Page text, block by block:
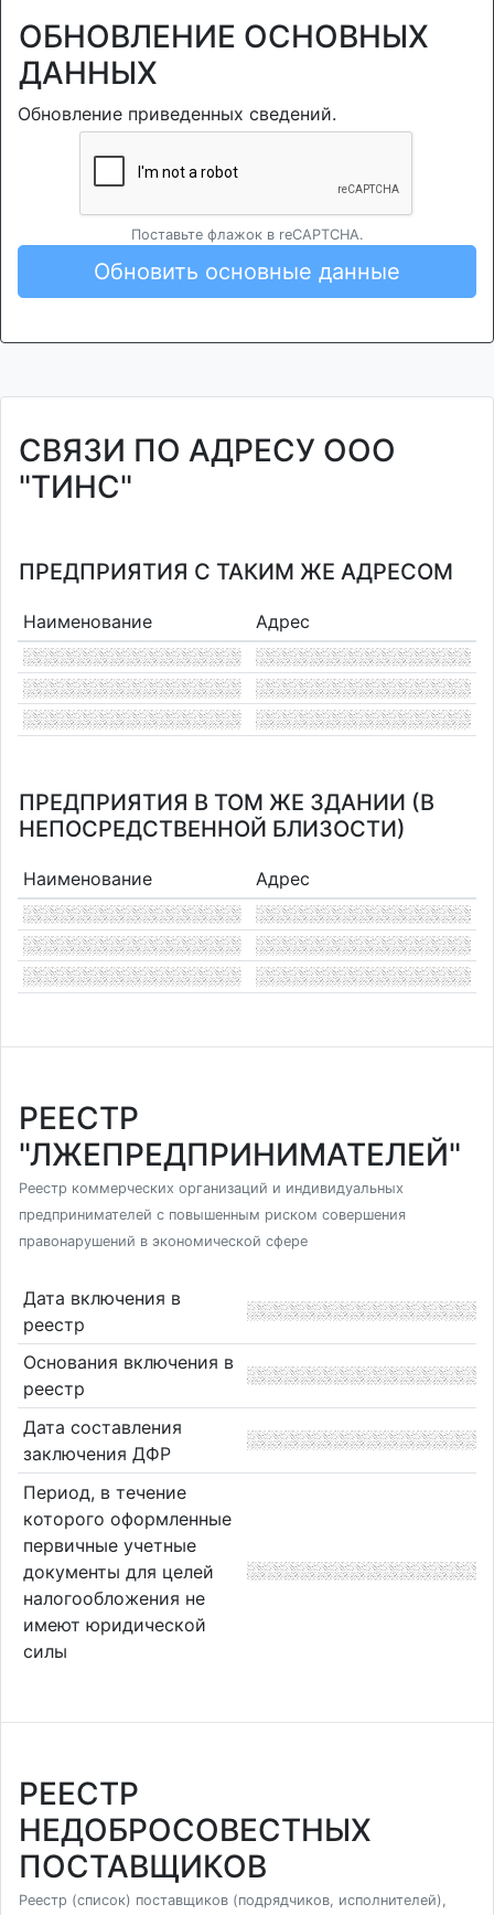
ОБНОВЛЕНИЕ ОСНОВНЫХ
ДАННЫХ
Обновление приведенных сведений.
Поставьте флажок в reCAPTCHA.
Обновить основные данные
СВЯЗИ ПО АДРЕСУ ООО
"ТИНС"
ПРЕДПРИЯТИЯ С ТАКИМ ЖЕ АДРЕСОМ
Наименование Адрес
ПРЕДПРИЯТИЯ В ТОМ ЖЕ ЗДАНИИ (В
НЕПОСРЕДСТВЕННОЙ БЛИЗОСТИ)
Наименование Адрес
РЕЕСТР
"ЛЖЕПРЕДПРИНИМАТЕЛЕЙ"
Реестр коммерческих организаций и индивидуальных
предпринимателей с повышенным риском совершения
правонарушений в экономической сфере
Дата включения в
реестр
Основания включения в
реестр
Дата составления
заключения ДФР
Период, в течение
которого оформленные
первичные учетные
документы для целей
налогообложения не
имеют юридической
силы
РЕЕСТР
НЕДОБРОСОВЕСТНЫХ
ПОСТАВЩИКОВ
Реестр (список) поставщиков (подрядчиков, исполнителей),